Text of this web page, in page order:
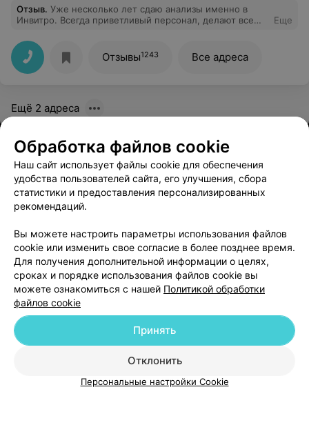
Отзыв. Уже несколько лет сдаю анализы именно в
Инвитро. Всегда приветливый персонал, делают все
электронную почту, что тоже очень удобно. Еще и
консультацию врача можно получить бесплатно. Всем
рекомендую именно эту лабораторию.
Еще
Отзывы1243 Все адреса
Ещё 2 адреса
Добавить специалиста
Обработка файлов cookie
Наш сайт использует файлы cookie для обеспечения
удобства пользователей сайта, его улучшения, сбора
статистики и предоставления персонализированных
рекомендаций.
Вы можете настроить параметры использования файлов
cookie или изменить свое согласие в более позднее время.
Для получения дополнительной информации о целях,
сроках и порядке использования файлов cookie вы
можете ознакомиться с нашей Политикой обработки
файлов cookie
Отклонить
Принять
Персональные настройки Cookie